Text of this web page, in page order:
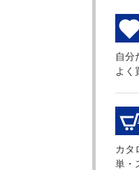
自分
よく
カタ
単・